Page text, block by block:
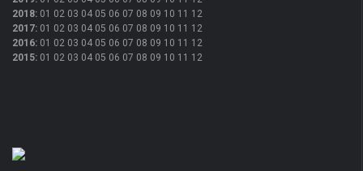
2018: 01 02 03 04 05 06 07 08 09 10 11 12
2017: 01 02 03 04 05 06 07 08 09 10 11 12
2016: 01 02 03 04 05 06 07 08 09 10 11 12
2015: 01 02 03 04 05 06 07 08 09 10 11 12